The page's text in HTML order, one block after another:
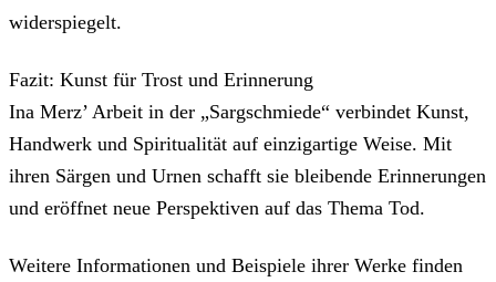
widerspiegelt.
Fazit: Kunst für Trost und Erinnerung
Ina Merz’ Arbeit in der „Sargschmiede“ verbindet Kunst,
Handwerk und Spiritualität auf einzigartige Weise. Mit
ihren Särgen und Urnen schafft sie bleibende Erinnerungen
und eröffnet neue Perspektiven auf das Thema Tod.
Weitere Informationen und Beispiele ihrer Werke finden